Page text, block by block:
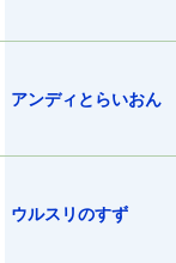
アンディとらいお
ウルスリのすず